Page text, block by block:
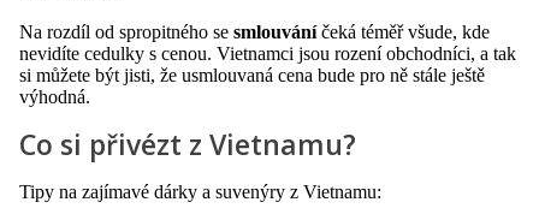
Na rozdíl od spropitného se smlouváníčeká téměř všude, kde
nevidíte cedulky s cenou. Vietnamci jsou rození obchodníci, a tak
si můžete být jisti, že usmlouvaná cena bude pro ně stále ještě
výhodná.
Co si přivézt z Vietnamu?
Tipy na zajímavé dárky a suvenýry z Vietnamu: